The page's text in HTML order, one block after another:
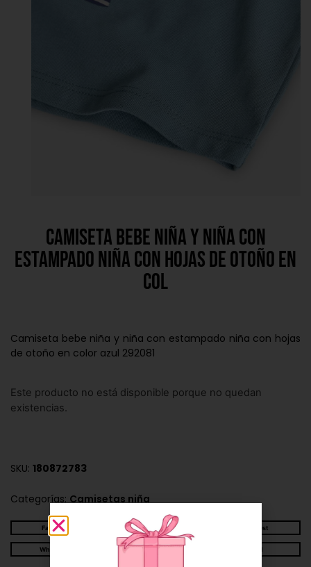
Camiseta bebe niña y niña con
estampado niña con hojas de otoño en
col
Camiseta bebe niña y niña con estampado niña con hojas
de otoño en color azul 292081
Este producto no está disponible porque no quedan
existencias.
SKU: 180872783
Categorías: Camisetas niña
Facebook Twitter Pinterest
WhatsApp Telegram Email